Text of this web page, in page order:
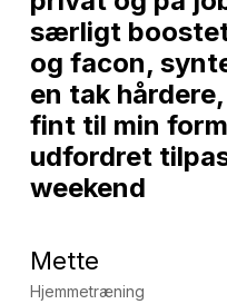
særligt boostet
og facon,
en tak
fint til min
udfordret
weekend
Mette
Hjemmetræning